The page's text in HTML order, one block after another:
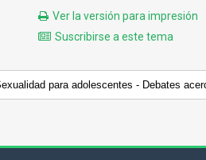
Ver la versión para impresión
Suscribirse a este tema